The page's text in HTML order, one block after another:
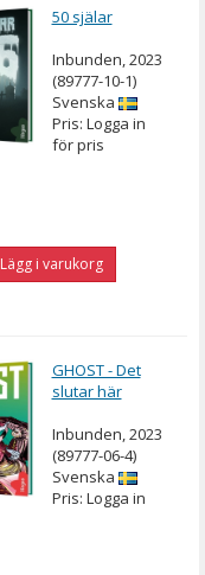
50 själar
Inbunden, 2023
(89777-10-1)
Svenska
Pris: Logga in
för pris
Lägg i varukorg
GHOST - Det
slutar här
Inbunden, 2023
(89777-06-4)
Svenska
Pris: Logga in